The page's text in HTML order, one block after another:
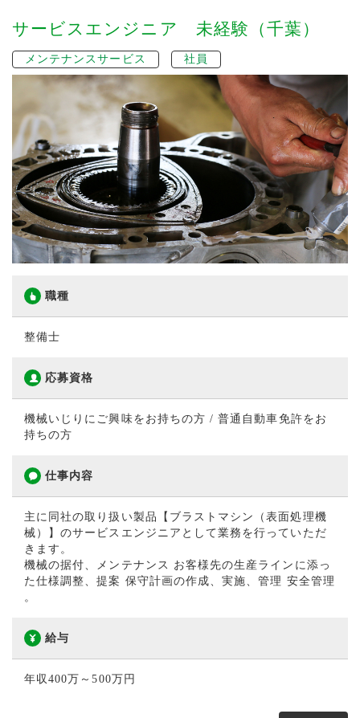
サービスエンジニア 未経験（千葉）
メンテナンスサービス 社員
職種
整備士
応募資格
機械いじりにご興味をお持ちの方 / 普通自動車免許をお
持ちの方
仕事内容
主に同社の取り扱い製品【ブラストマシン（表面処理機
械）】のサービスエンジニアとして業務を行っていただ
きます。
機械の据付、メンテナンス お客様先の生産ラインに添っ
た仕様調整、提案 保守計画の作成、実施、管理 安全管理
。
給与
年収400万～500万円